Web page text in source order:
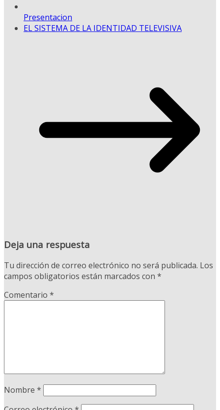
Presentacion
EL SISTEMA DE LA IDENTIDAD TELEVISIVA
Deja una respuesta
Tu dirección de correo electrónico no será publicada. Los
campos obligatorios están marcados con *
Comentario *
Nombre *